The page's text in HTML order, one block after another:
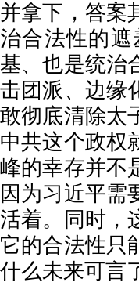
并拿下，答案
治合法性的
基、也是统治
击团派、边缘
敢彻底清除太
中共这个政权
峰的幸存并不
因为习近平需
活着。同时，
它的合法性只
什么未来可言